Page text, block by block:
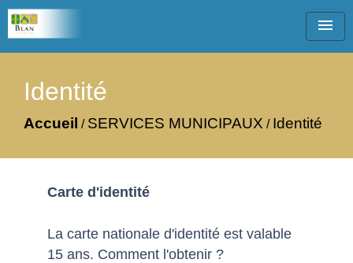
menu
Identité
Accueil / SERVICES MUNICIPAUX / Identité
Carte d'identité
La carte nationale d'identité est valable
15 ans. Comment l'obtenir ?